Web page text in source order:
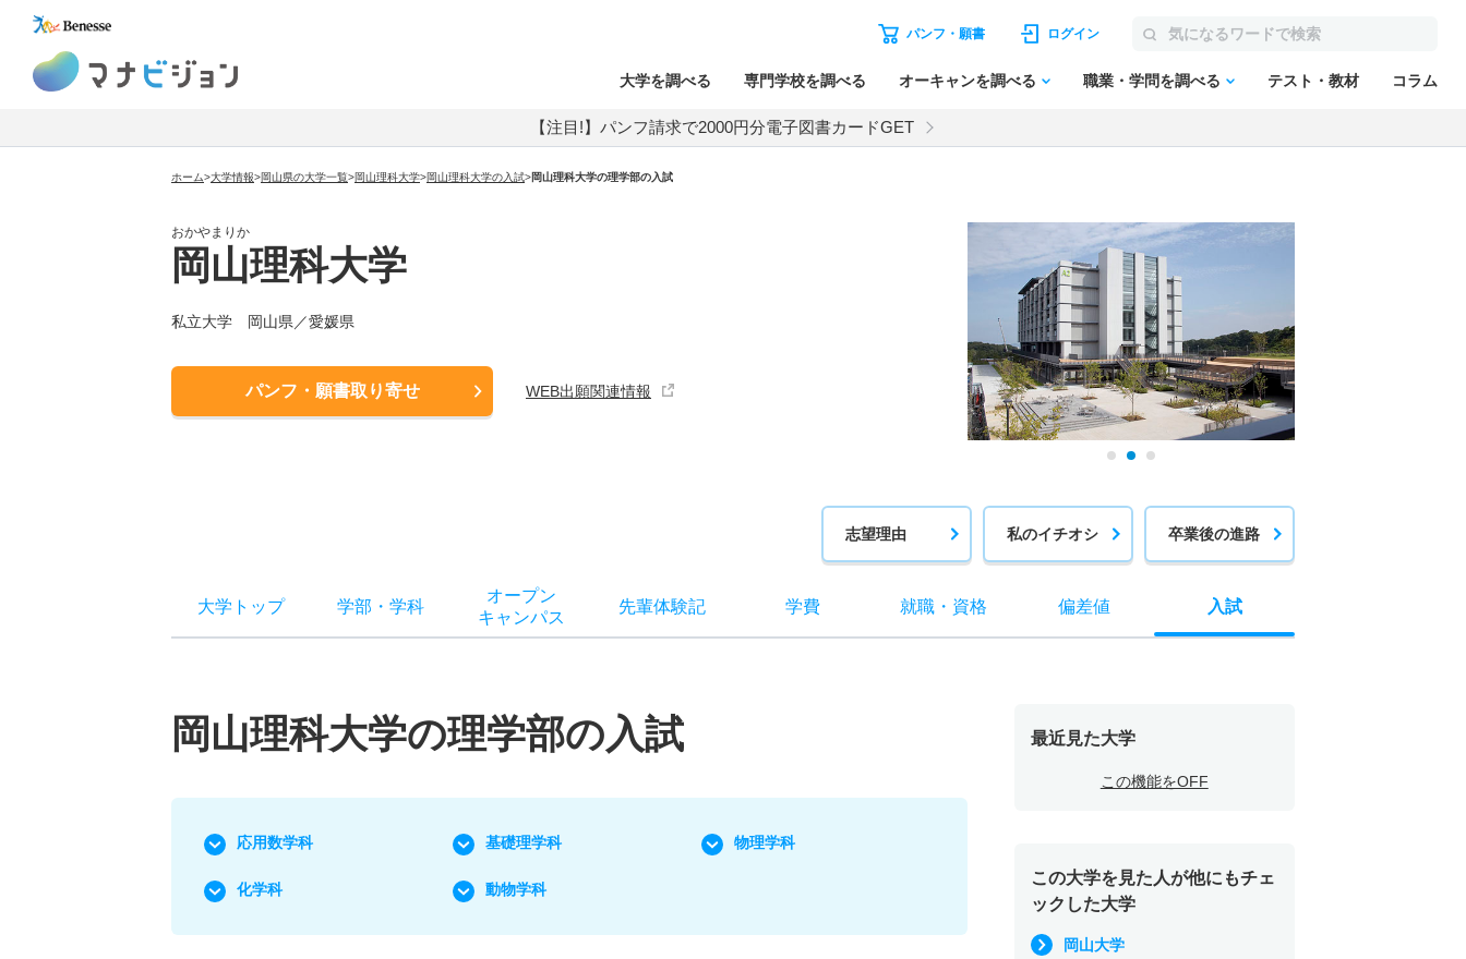
パンフ・願書 ログイン
大学を調べる 専門学校を調べる オーキャンを調べる 職業・学問を調べる テスト・教材 コラム
【注目!】パンフ請求で2000円分電子図書カードGET
ホーム>大学情報>岡山県の大学一覧>岡山理科大学>岡山理科大学の入試>岡山理科大学の理学部の入試
おかやまりか
岡山理科大学
私立大学 岡山県／愛媛県
パンフ・願書取り寄せ WEB出願関連情報
志望理由 私のイチオシ 卒業後の進路
大学トップ 学部 ・ 学科
オープン
キャンパス
先輩体験記 学費 就職・ 資格 偏差値 入試
岡山理科大学の理学部の入試
応用数学科 基礎理学科 物理学科
化学科 動物学科
最近見た大学
この機能をOFF
この大学を見た人が他にもチェ
ックした大学
岡山大学